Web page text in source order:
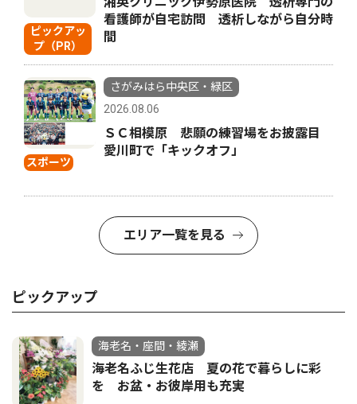
ピックアッ
プ（PR）
看護師が自宅訪問 透析しながら自分時
間
スポーツ
さがみはら中央区・緑区
2026.08.06
ＳＣ相模原 悲願の練習場をお披露目
愛川町で「キックオフ」
エリア一覧を見る
ピックアップ
海老名・座間・綾瀬
海老名ふじ生花店 夏の花で暮らしに彩
を お盆・お彼岸用も充実